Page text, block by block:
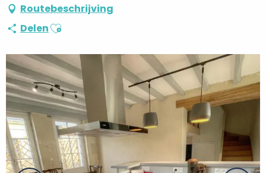
Routebeschrijving
DelenAjouter aux favoris